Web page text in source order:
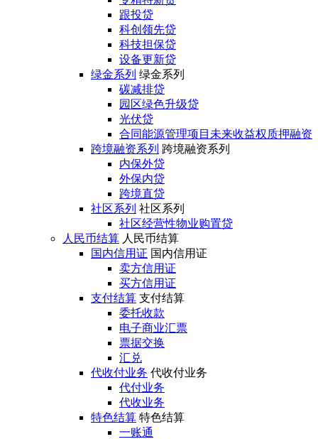
跟投贷
科创领先贷
科技担保贷
设备更新贷
绿金系列 绿金系列
碳减排贷
园区绿色升级贷
光伏贷
合同能源管理项目未来收益权质押融资
跨境融资系列 跨境融资系列
内保外贷
外保内贷
跨境直贷
社区系列 社区系列
社区经营性物业购置贷
人民币结算 人民币结算
国内信用证 国内信用证
卖方信用证
买方信用证
支付结算 支付结算
委托收款
电子商业汇票
票据交换
汇兑
代收付业务 代收付业务
代付业务
代收业务
特色结算 特色结算
一账通